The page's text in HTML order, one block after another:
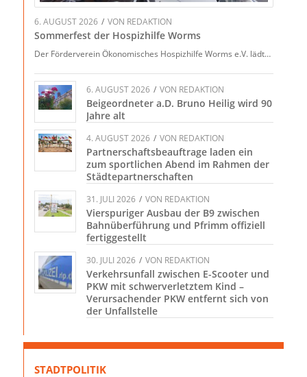
6. AUGUST 2026 / VON REDAKTION
Sommerfest der Hospizhilfe Worms
Der Förderverein Ökonomisches Hospizhilfe Worms e.V. lädt…
6. AUGUST 2026 / VON REDAKTION
Beigeordneter a.D. Bruno Heilig wird 90
Jahre alt
4. AUGUST 2026 / VON REDAKTION
Partnerschaftsbeauftrage laden ein
zum sportlichen Abend im Rahmen der
Städtepartnerschaften
31. JULI 2026 / VON REDAKTION
Vierspuriger Ausbau der B9 zwischen
Bahnüberführung und Pfrimm offiziell
fertiggestellt
30. JULI 2026 / VON REDAKTION
Verkehrsunfall zwischen E-Scooter und
PKW mit schwerverletztem Kind –
Verursachender PKW entfernt sich von
der Unfallstelle
STADTPOLITIK